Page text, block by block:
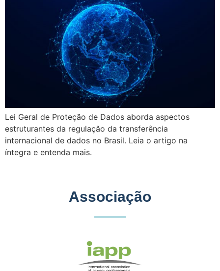
Lei Geral de Proteção de Dados aborda aspectos
estruturantes da regulação da transferência
internacional de dados no Brasil. Leia o artigo na
íntegra e entenda mais.
Associação